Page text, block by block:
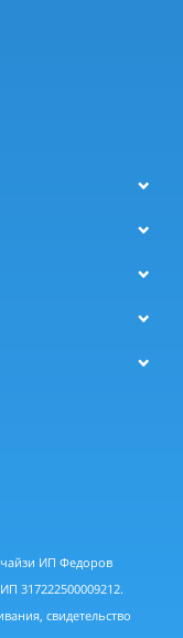
ИП Федоров
317222500009212.
свидетельство